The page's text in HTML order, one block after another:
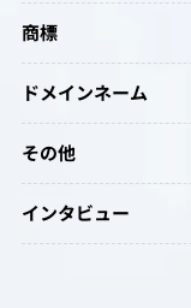
商標
ドメインネーム
その他
インタビュー